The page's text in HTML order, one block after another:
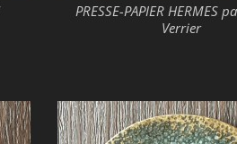
PRESSE-PAPIER HERMES
Verrier